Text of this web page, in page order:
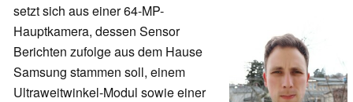
setzt sich aus einer 64-MP-
Hauptkamera, dessen Sensor
Berichten zufolge aus dem Hause
Samsung stammen soll, einem
Ultraweitwinkel-Modul sowie einer